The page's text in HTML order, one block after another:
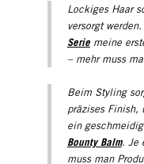
Lockiges Haar
versorgt
Seriemeine
– mehr muss
Beim Styling
präzises Finish,
ein
Bounty Balm. Je
muss man